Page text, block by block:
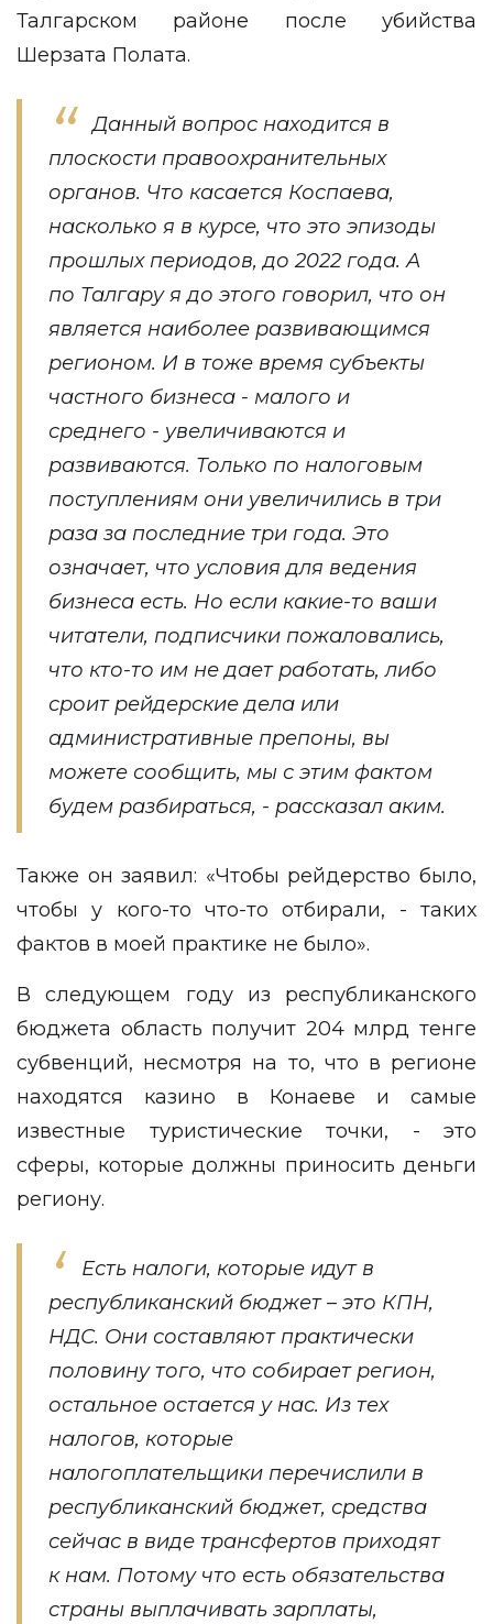
Талгарском районе после убийства
Шерзата Полата.
Данный вопрос находится в
плоскости правоохранительных
органов. Что касается Коспаева,
насколько я в курсе, что это эпизоды
прошлых периодов, до 2022 года. А
по Талгару я до этого говорил, что он
является наиболее развивающимся
регионом. И в тоже время субъекты
частного бизнеса - малого и
среднего - увеличиваются и
развиваются. Только по налоговым
поступлениям они увеличились в три
раза за последние три года. Это
означает, что условия для ведения
бизнеса есть. Но если какие-то ваши
читатели, подписчики пожаловались,
что кто-то им не дает работать, либо
сроит рейдерские дела или
административные препоны, вы
можете сообщить, мы с этим фактом
будем разбираться, - рассказал аким.
Также он заявил: «Чтобы рейдерство было,
чтобы у кого-то что-то отбирали, - таких
фактов в моей практике не было».
В следующем году из республиканского
бюджета область получит 204 млрд тенге
субвенций, несмотря на то, что в регионе
находятся казино в Конаеве и самые
известные туристические точки, - это
сферы, которые должны приносить деньги
региону.
Есть налоги, которые идут в
республиканский бюджет – это КПН,
НДС. Они составляют практически
половину того, что собирает регион,
остальное остается у нас. Из тех
налогов, которые
налогоплательщики перечислили в
республиканский бюджет, средства
сейчас в виде трансфертов приходят
к нам. Потому что есть обязательства
страны выплачивать зарплаты,